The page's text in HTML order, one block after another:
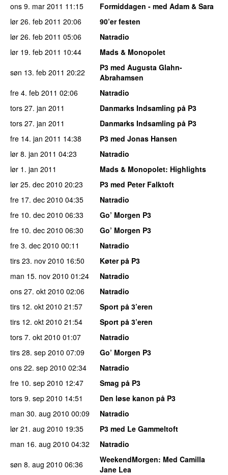
ons 9. mar 2011 11:15
Formiddagen - med Adam & Sara
lør 26. feb 2011 20:06
90’er festen
lør 26. feb 2011 05:06
Natradio
lør 19. feb 2011 10:44
Mads & Monopolet
søn 13. feb 2011 20:22
P3 med Augusta Glahn-
Abrahamsen
fre 4. feb 2011 02:06
Natradio
tors 27. jan 2011
Danmarks Indsamling på P3
tors 27. jan 2011
Danmarks Indsamling på P3
fre 14. jan 2011 14:38
P3 med Jonas Hansen
lør 8. jan 2011 04:23
Natradio
lør 1. jan 2011
Mads & Monopolet: Highlights
lør 25. dec 2010 20:23
P3 med Peter Falktoft
fre 17. dec 2010 04:35
Natradio
fre 10. dec 2010 06:33
Go’ Morgen P3
fre 10. dec 2010 06:30
Go’ Morgen P3
fre 3. dec 2010 00:11
Natradio
tirs 23. nov 2010 16:50
Køter på P3
man 15. nov 2010 01:24
Natradio
ons 27. okt 2010 02:06
Natradio
tirs 12. okt 2010 21:57
Sport på 3’eren
tirs 12. okt 2010 21:54
Sport på 3’eren
tors 7. okt 2010 01:07
Natradio
tirs 28. sep 2010 07:09
Go’ Morgen P3
ons 22. sep 2010 02:34
Natradio
fre 10. sep 2010 12:47
Smag på P3
tors 9. sep 2010 14:51
Den løse kanon på P3
man 30. aug 2010 00:09
Natradio
lør 21. aug 2010 19:35
P3 med Le Gammeltoft
man 16. aug 2010 04:32
Natradio
søn 8. aug 2010 06:36 WeekendMorgen: Med Camilla
Jane Lea